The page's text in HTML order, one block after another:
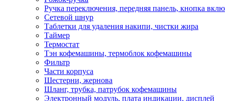
Ручка переключения, передняя панель, кнопка
Сетевой шнур
Таблетки для удаления накипи, чистки жира
Таймер
Термостат
Тэн кофемашины, термоблок кофемашины
Фильтр
Части корпуса
Шестерни, жернова
Шланг, трубка, патрубок кофемашины
Электронный модуль, плата индикации, дисплей